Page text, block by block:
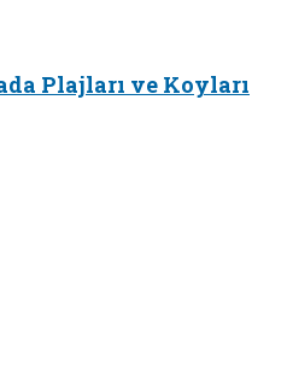
Plajları ve Koyları